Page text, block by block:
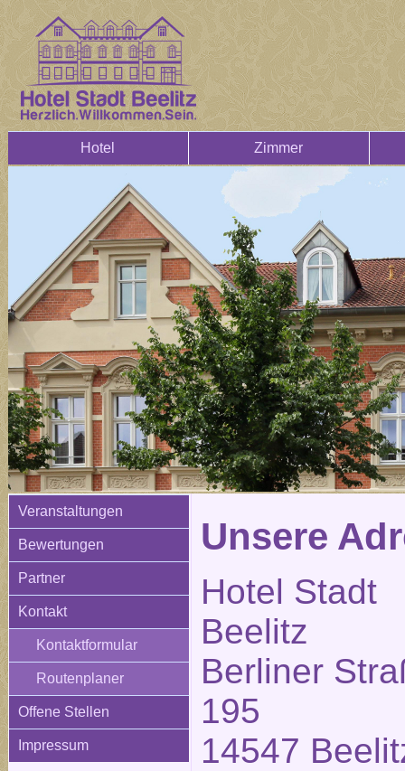
Hotel Zimmer
Veranstaltungen
Bewertungen
Partner
Kontakt
Kontaktformular
Routenplaner
Offene Stellen
Impressum
Unsere
Hotel Stadt
Beelitz
Berliner
195
14547